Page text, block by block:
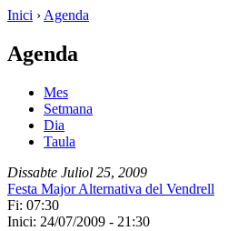
Inici › Agenda
Agenda
Mes
Setmana
Dia
Taula
Dissabte Juliol 25, 2009
Festa Major Alternativa del Vendrell
Fi: 07:30
Inici: 24/07/2009 - 21:30